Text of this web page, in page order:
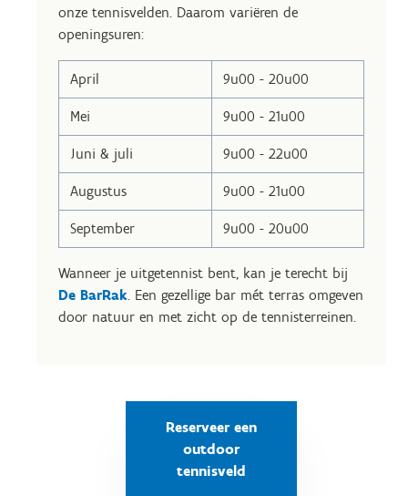
onze tennisvelden. Daarom variëren de
openingsuren:
April 9u00 - 20u00
Mei 9u00 - 21u00
Juni & juli 9u00 - 22u00
Augustus 9u00 - 21u00
September 9u00 - 20u00
Wanneer je uitgetennist bent, kan je terecht bij
De BarRak. Een gezellige bar mét terras omgeven
door natuur en met zicht op de tennisterreinen.
Reserveer een
outdoor
tennisveld